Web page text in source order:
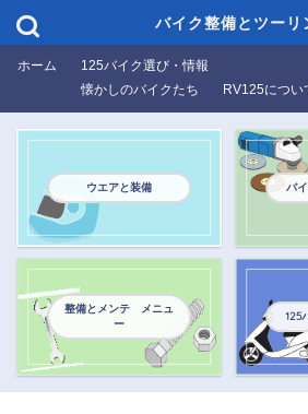
バイク整備とツーリ
ホーム
125バイク選び・情報
懐かしのバイクたち
RV125につい
ウエアと装備 バ
整備とメンテ メニュ
ー
125